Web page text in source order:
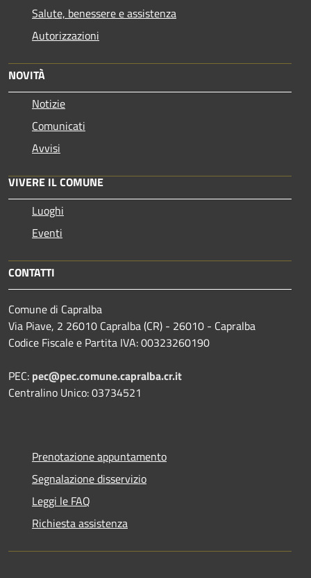
Salute, benessere e assistenza
Autorizzazioni
NOVITÀ
Notizie
Comunicati
Avvisi
VIVERE IL COMUNE
Luoghi
Eventi
CONTATTI
Comune di Capralba
Via Piave, 2 26010 Capralba (CR) - 26010 - Capralba
Codice Fiscale e Partita IVA: 00323260190
PEC: pec@pec.comune.capralba.cr.it
Centralino Unico: 03734521
Prenotazione appuntamento
Segnalazione disservizio
Leggi le FAQ
Richiesta assistenza